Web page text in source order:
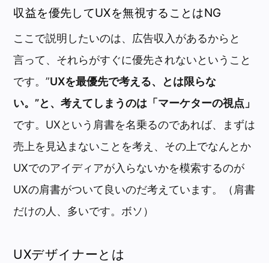
収益を優先してUXを無視することはNG
ここで説明したいのは、広告収入があるからと
言って、それらがすぐに優先されないということ
です。”UXを最優先で考える、とは限らな
い。”と、考えてしまうのは「マーケターの視点」
です。UXという肩書を名乗るのであれば、まずは
売上を見込まないことを考え、その上でなんとか
UXでのアイディアが入らないかを模索するのが
UXの肩書がついて良いのだ考えています。（肩書
だけの人、多いです。ボソ）
UXデザイナーとは